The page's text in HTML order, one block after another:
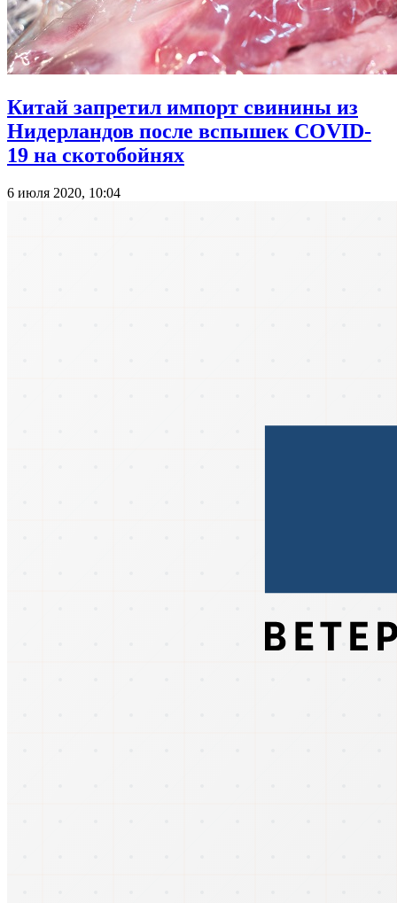
Китай запретил импорт свинины из
Нидерландов после вспышек COVID-
19 на скотобойнях
6 июля 2020, 10:04